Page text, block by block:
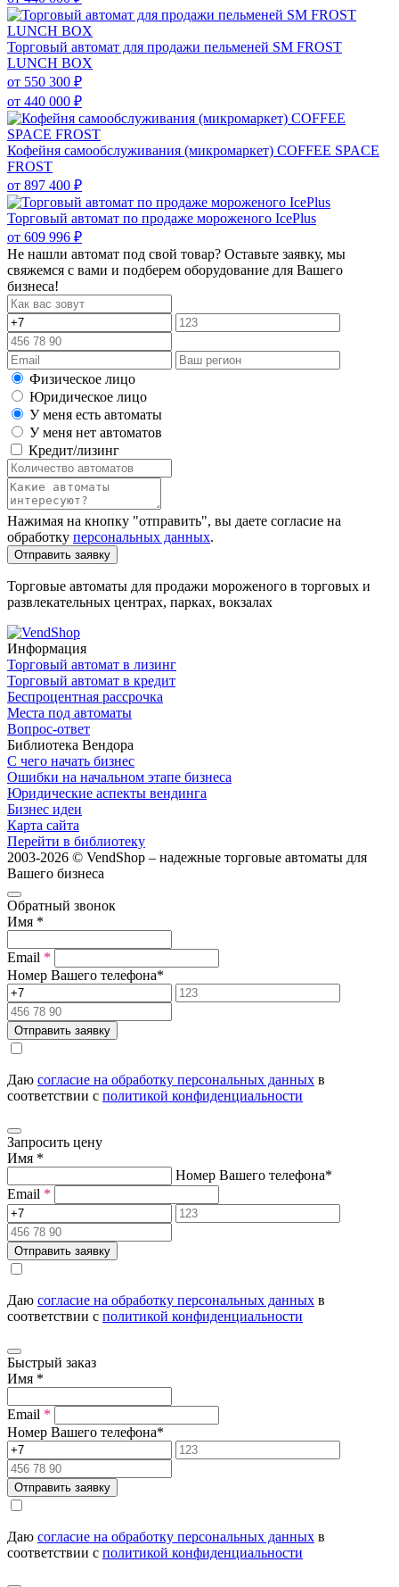
Торговый автомат для продажи пельменей SM FROST
LUNCH BOX
от 550 300 ₽
от 440 000 ₽
Кофейня самообслуживания (микромаркет) COFFEE SPACE
FROST
от 897 400 ₽
Торговый автомат по продаже мороженого IcePlus
от 609 996 ₽
Не нашли автомат под свой товар? Оставьте заявку, мы
свяжемся с вами и подберем оборудование для Вашего
бизнеса!
Физическое лицо
Юридическое лицо
У меня есть автоматы
У меня нет автоматов
Кредит/лизинг
Нажимая на кнопку "отправить", вы даете согласие на
обработку персональных данных.
Отправить заявку
Торговые автоматы для продажи мороженого в торговых и
развлекательных центрах, парках, вокзалах
Информация
Торговый автомат в лизинг
Торговый автомат в кредит
Беспроцентная рассрочка
Места под автоматы
Вопрос-ответ
Библиотека Вендора
С чего начать бизнес
Ошибки на начальном этапе бизнеса
Юридические аспекты вендинга
Бизнес идеи
Карта сайта
Перейти в библиотеку
2003-2026 © VendShop – надежные торговые автоматы для
Вашего бизнеса
Обратный звонок
Имя *
Email *
Номер Вашего телефона*
Отправить заявку
Даю согласие на обработку персональных данных в
соответствии с политикой конфиденциальности
Запросить цену
Имя *
Номер Вашего телефона*
Email *
Отправить заявку
Даю согласие на обработку персональных данных в
соответствии с политикой конфиденциальности
Быстрый заказ
Имя *
Email *
Номер Вашего телефона*
Отправить заявку
Даю согласие на обработку персональных данных в
соответствии с политикой конфиденциальности